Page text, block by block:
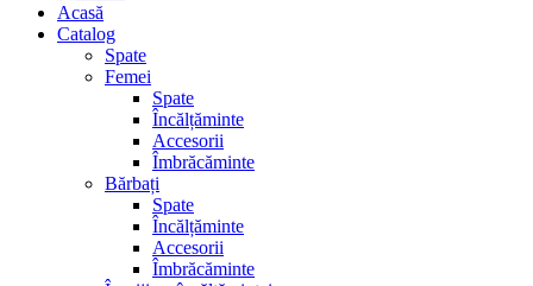
Acasă
Catalog
Spate
Femei
Spate
Încălțăminte
Accesorii
Îmbrăcăminte
Bărbați
Spate
Încălțăminte
Accesorii
Îmbrăcăminte